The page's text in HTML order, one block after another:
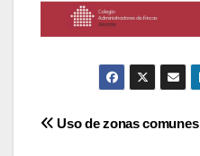
Navegación
Uso de zonas comunes